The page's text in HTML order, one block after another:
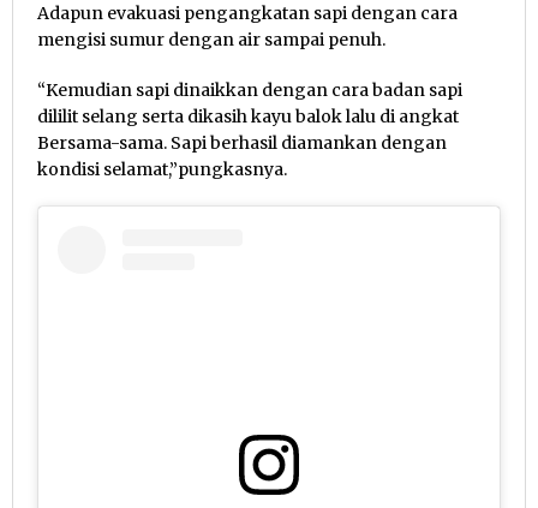
Adapun evakuasi pengangkatan sapi dengan cara
mengisi sumur dengan air sampai penuh.
“Kemudian sapi dinaikkan dengan cara badan sapi
dililit selang serta dikasih kayu balok lalu di angkat
Bersama-sama. Sapi berhasil diamankan dengan
kondisi selamat,”pungkasnya.